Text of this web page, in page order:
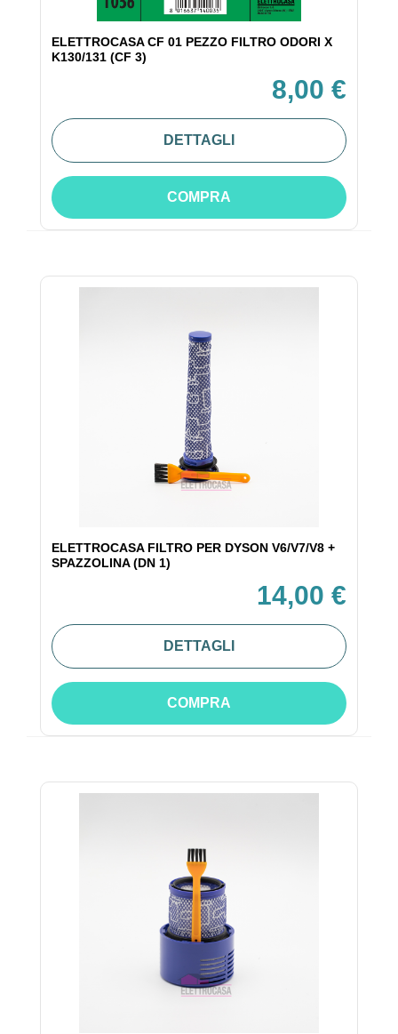
ELETTROCASA CF 01 PEZZO FILTRO ODORI X
K130/131 (CF 3)
8,00 €
DETTAGLI
COMPRA
ELETTROCASA FILTRO PER DYSON V6/V7/V8 +
SPAZZOLINA (DN 1)
14,00 €
DETTAGLI
COMPRA